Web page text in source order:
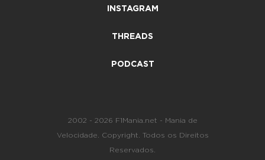
INSTAGRAM
THREADS
PODCAST
2002 - 2026 F1Mania.net - Mania de
Velocidade. Copyright. Todos os Direitos
Reservados.